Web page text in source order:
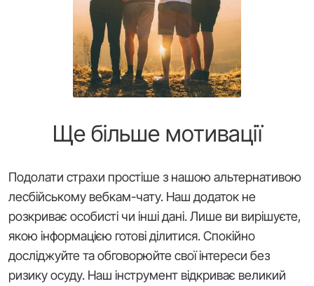
Ще більше мотивації
Подолати страхи простіше з нашою альтернативою
лесбійському вебкам-чату. Наш додаток не
розкриває особисті чи інші дані. Лише ви вирішуєте,
якою інформацією готові ділитися. Спокійно
досліджуйте та обговорюйте свої інтереси без
ризику осуду. Наш інструмент відкриває великий